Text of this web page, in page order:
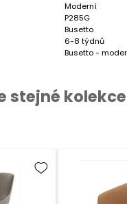
Moderní
P285G
Busetto
6-8 týdnů
Busetto -
stejné kolekce